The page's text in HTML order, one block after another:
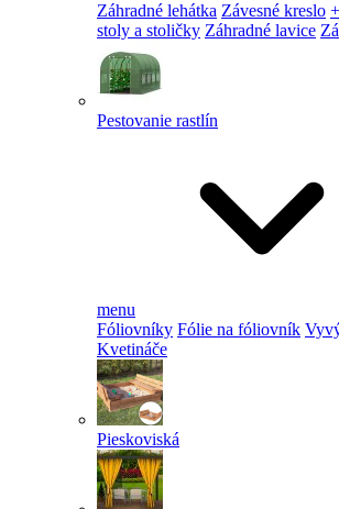
Záhradné lehátka Závesné kreslo
stoly a stoličky Záhradné lavice
Pestovanie rastlín
menu
Fóliovníky Fólie na fóliovník
Kvetináče
Pieskoviská